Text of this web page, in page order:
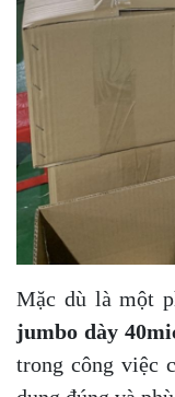
Mặc dù là một
jumbo dày
trong công việc